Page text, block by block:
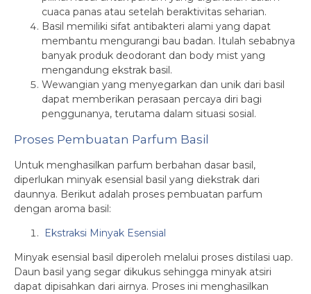
cuaca panas atau setelah beraktivitas seharian.
Basil memiliki sifat antibakteri alami yang dapat
membantu mengurangi bau badan. Itulah sebabnya
banyak produk deodorant dan body mist yang
mengandung ekstrak basil.
Wewangian yang menyegarkan dan unik dari basil
dapat memberikan perasaan percaya diri bagi
penggunanya, terutama dalam situasi sosial.
Proses Pembuatan Parfum Basil
Untuk menghasilkan parfum berbahan dasar basil,
diperlukan minyak esensial basil yang diekstrak dari
daunnya. Berikut adalah proses pembuatan parfum
dengan aroma basil:
Ekstraksi Minyak Esensial
Minyak esensial basil diperoleh melalui proses distilasi uap.
Daun basil yang segar dikukus sehingga minyak atsiri
dapat dipisahkan dari airnya. Proses ini menghasilkan